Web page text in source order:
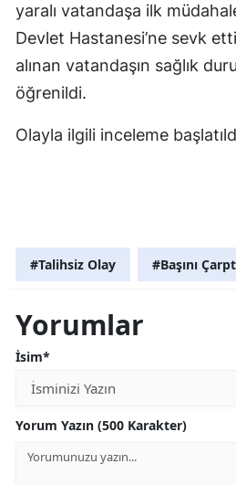
yaralı vatandaşa ilk
Devlet Hastanesi’ne sevk
alınan vatandaşın sağlık
öğrenildi.
Olayla ilgili inceleme
#Talihsiz Olay #Başını
Yorumlar
İsim*
Yorum Yazın (500 Karakter)